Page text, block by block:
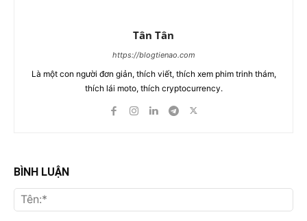
Tân Tân
https://blogtienao.com
Là một con người đơn giản, thích viết, thích xem phim trinh thám,
thích lái moto, thích cryptocurrency.
BÌNH LUẬN